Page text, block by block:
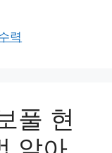
력
풀 현